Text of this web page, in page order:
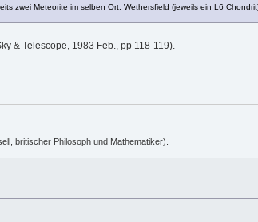
zwei Meteorite im selben Ort: Wethersfield (jeweils ein L6
& Telescope, 1983 Feb., pp 118-119).
britischer Philosoph und Mathematiker).